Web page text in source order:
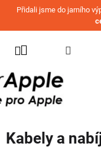
Přejít na obsah
Přidali jsme do jarního
IPHONE
MACBOOK
Kabely a